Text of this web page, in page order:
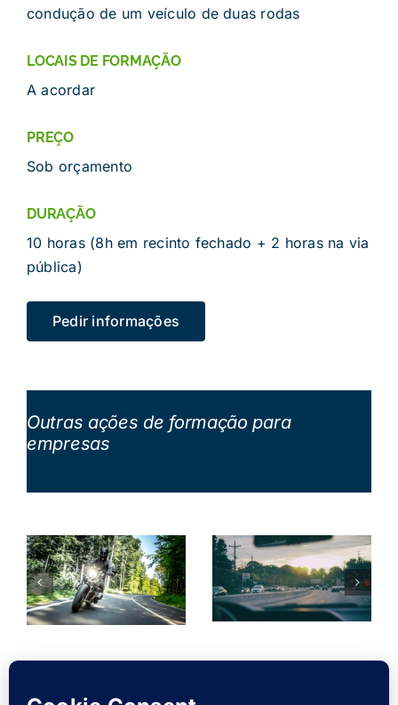
condução de um veículo de duas rodas
LOCAIS DE FORMAÇÃO
A acordar
PREÇO
Sob orçamento
DURAÇÃO
10 horas (8h em recinto fechado + 2 horas na via
pública)
Pedir informações
Outras ações de formação para
empresas
Eventos de
Prevenção e
Segurança
Rodoviária
Formação
em
Condução
Defensiva